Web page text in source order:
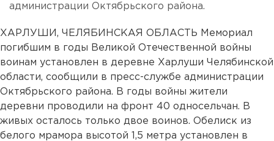
администрации Октябрьского района.
ХАРЛУШИ, ЧЕЛЯБИНСКАЯ ОБЛАСТЬ Мемориал
погибшим в годы Великой Отечественной войны
воинам установлен в деревне Харлуши Челябинской
области, сообщили в пресс-службе администрации
Октябрьского района. В годы войны жители
деревни проводили на фронт 40 односельчан. В
живых осталось только двое воинов. Обелиск из
белого мрамора высотой 1,5 метра установлен в